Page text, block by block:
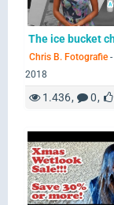
Chris B. Fotografie -
2018
1.436 0